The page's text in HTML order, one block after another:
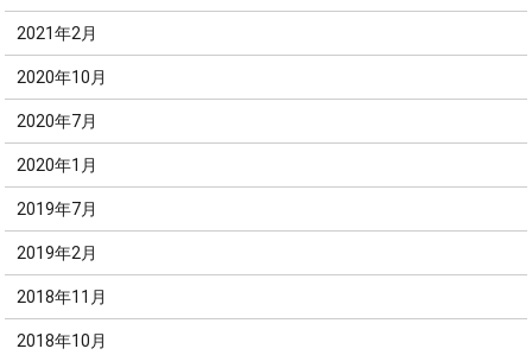
2021年2月
2020年10月
2020年7月
2020年1月
2019年7月
2019年2月
2018年11月
2018年10月